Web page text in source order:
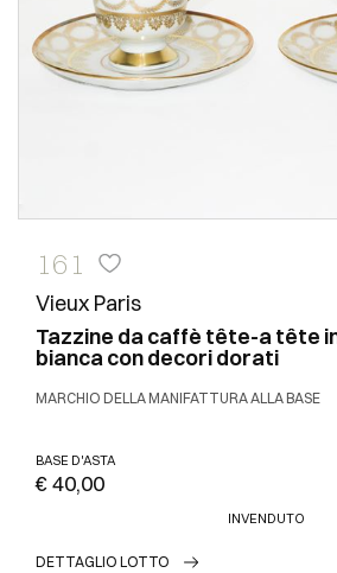
161
Vieux Paris
Tazzine da caffè tête-a tête
bianca con decori dorati
MARCHIO DELLA MANIFATTURA ALLA BASE
BASE D'ASTA
€ 40,00
INVENDUTO
DETTAGLIO LOTTO